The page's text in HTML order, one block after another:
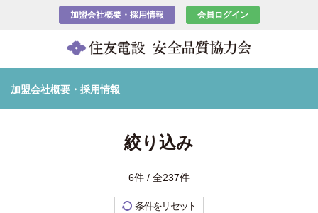
加盟会社概要・採用情報 会員ログイン
加盟会社概要・採用情報
絞り込み
6件 / 全237件
条件をリセット